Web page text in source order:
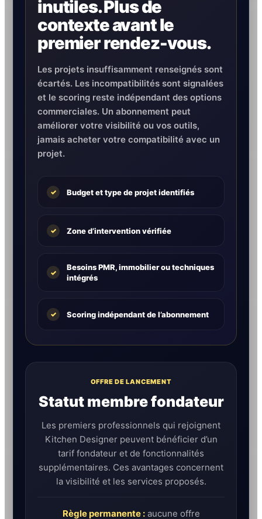
inutiles. Plus de
contexte avant le
premier rendez-vous.
Les projets insuffisamment renseignés sont
écartés. Les incompatibilités sont signalées
et le scoring reste indépendant des options
commerciales. Un abonnement peut
améliorer votre visibilité ou vos outils,
jamais acheter votre compatibilité avec un
projet.
✓ Budget et type de projet identifiés
✓ Zone d’intervention vérifiée
✓
Besoins PMR, immobilier ou techniques
intégrés
✓ Scoring indépendant de l’abonnement
OFFRE DE LANCEMENT
Statut membre fondateur
Les premiers professionnels qui rejoignent
Kitchen Designer peuvent bénéficier d’un
tarif fondateur et de fonctionnalités
supplémentaires. Ces avantages concernent
la visibilité et les services proposés.
Règle permanente :aucune offre